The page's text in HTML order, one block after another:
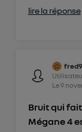
lire la réponse
Le9
Bruit qui
Mégane 4